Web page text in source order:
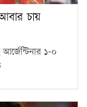
চায়
১-০